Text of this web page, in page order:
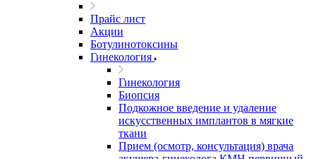
Прайс лист
Акции
Ботулинотоксины
Гинекология
Гинекология
Биопсия
Подкожное введение и удаление
искусственных имплантов в мягкие
ткани
Прием (осмотр, консультация) врача